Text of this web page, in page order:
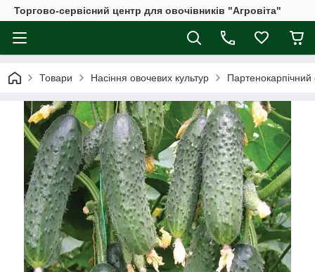
Торгово-сервісний центр для овочівників "Агровіта"
Товари Насіння овочевих культур Партенокарпічний